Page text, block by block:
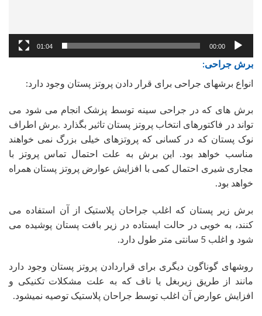
00:00
01:04
برش جراحی:
انواع برشهای جراحی برای قرار دادن پروتز پستان وجود دارد:
برش های که در جراحی سینه توسط پزشک انجام می شود می
تواند در فاکتورهای انتخاب پروتز پستان تاثیر بگذارد .برش اطراف
نوک پستان که در کسانی که پروتزهای خیلی بزرگ نمی خواهند
مناسب خواهد بود. این برش به علت احتمال تماس پروتز با
مجاری شیری احتمال کمی با افزایش عوارض پروتز پستان همراه
خواهد بود.
برش زیر پستان که اغلب جراحان پلاستیک از آن استفاده می
کنند، به خوبی در حالت ایستاده در زیر بافت پستان پوشیده می
شود و اغلب 5 سانتی متر طول دارد.
روشهای گوناگون دیگری برای قراردادن پروتز پستان وجود دارد
مانند از طریق زیربغل یا ناف که به علت مشکلات تکنیکی و
افزایش عوارض آن اغلب توسط جراحان پلاستیک توصیه نمیشود.